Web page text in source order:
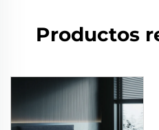
Productos